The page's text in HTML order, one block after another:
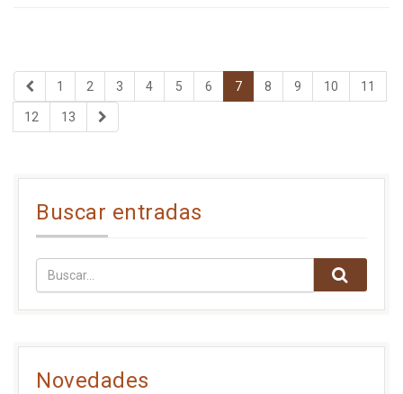
1 2 3 4 5 6 7 8 9 10 11
12 13
Buscar entradas
Novedades